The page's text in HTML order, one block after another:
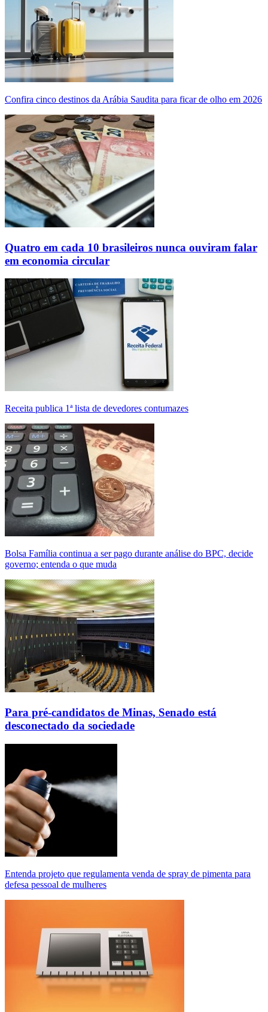
Confira cinco destinos da Arábia Saudita para ficar de olho em 2026
Quatro em cada 10 brasileiros nunca ouviram falar
em economia circular
Receita publica 1ª lista de devedores contumazes
Bolsa Família continua a ser pago durante análise do BPC, decide
governo; entenda o que muda
Para pré-candidatos de Minas, Senado está
desconectado da sociedade
Entenda projeto que regulamenta venda de spray de pimenta para
defesa pessoal de mulheres